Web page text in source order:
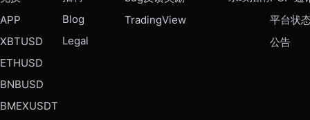
APP
XBTUSD
ETHUSD
BNBUSD
BMEXUSDT
Blog
Legal
TradingView
平台状
公告